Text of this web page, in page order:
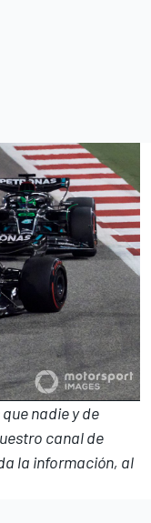
nadie y de
canal de
la información, al